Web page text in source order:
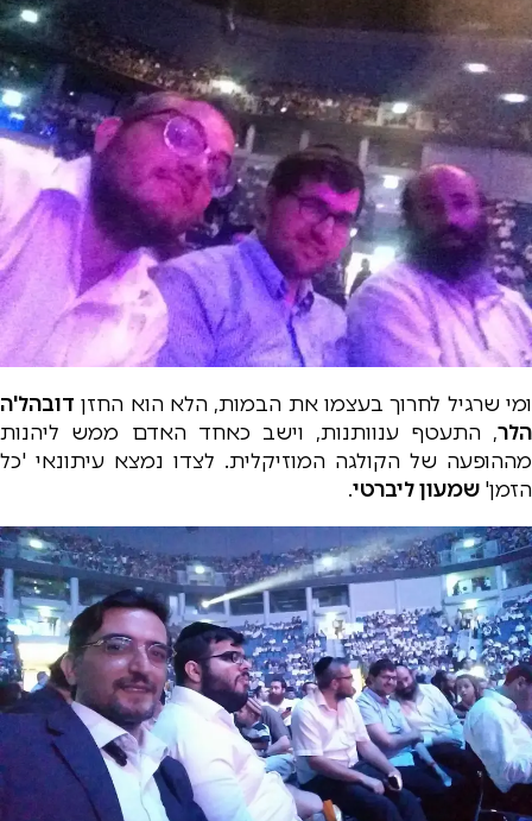
ומי שרגיל לחרוך בעצמו את הבמות, הלא הוא החזן דובהל'ה
הלר, התעטף ענוותנות, וישב כאחד האדם ממש ליהנות
מההופעה של הקולגה המוזיקלית. לצדו נמצא עיתונאי 'כל
הזמן' שמעון ליברטי.